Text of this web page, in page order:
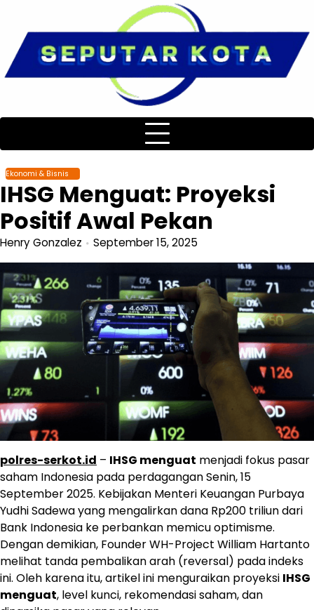
content
Ekonomi & Bisnis
IHSG Menguat: Proyeksi
Positif Awal Pekan
Henry Gonzalez September 15, 2025
polres-serkot.id – IHSG menguat menjadi fokus pasar
saham Indonesia pada perdagangan Senin, 15
September 2025. Kebijakan Menteri Keuangan Purbaya
Yudhi Sadewa yang mengalirkan dana Rp200 triliun dari
Bank Indonesia ke perbankan memicu optimisme.
Dengan demikian, Founder WH-Project William Hartanto
melihat tanda pembalikan arah (reversal) pada indeks
ini. Oleh karena itu, artikel ini menguraikan proyeksi IHSG
menguat, level kunci, rekomendasi saham, dan